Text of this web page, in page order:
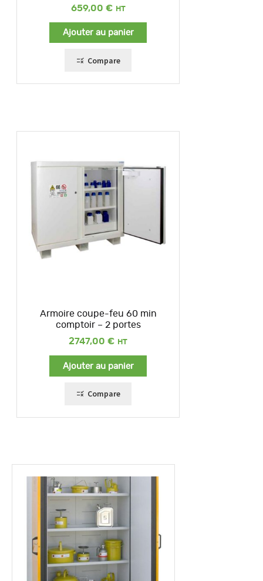
659,00 €
Ajouter au panier
Compare
Armoire coupe-feu 60 min
comptoir – 2 portes
2747,00 €
Ajouter au panier
Compare